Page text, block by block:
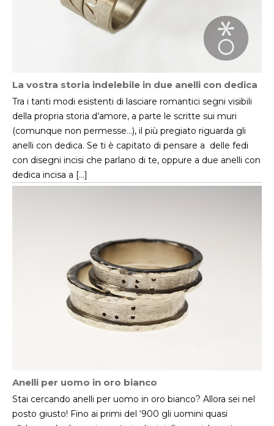
La vostra storia indelebile in due anelli con dedica
Tra i tanti modi esistenti di lasciare romantici segni visibili
della propria storia d’amore, a parte le scritte sui muri
(comunque non permesse…), il più pregiato riguarda gli
anelli con dedica. Se ti è capitato di pensare a delle fedi
con disegni incisi che parlano di te, oppure a due anelli con
dedica incisa a […]
Anelli per uomo in oro bianco
Stai cercando anelli per uomo in oro bianco? Allora sei nel
posto giusto! Fino ai primi del ‘900 gli uomini quasi